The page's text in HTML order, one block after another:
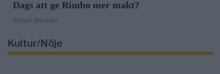
Dags att ge Rimbo mer makt?
Robert Beronius
Kultur/Nöje